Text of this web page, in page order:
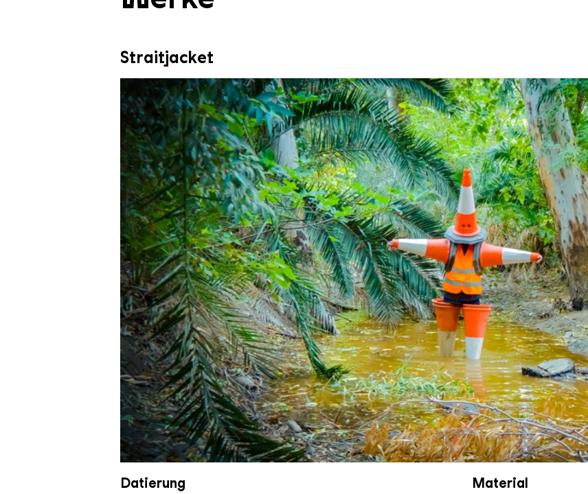
Straitjacket
UAB Werke VLADIMIR TURNER 2
Copyright: Weltkulturerbe Völklinger Hütte / Celine Felber
Datierung Material